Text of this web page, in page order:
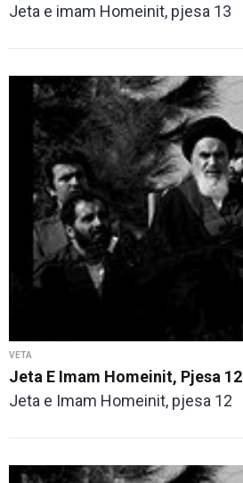
Jeta e imam Homeinit, pjesa 13
VETA
Jeta E Imam Homeinit, Pjesa 12
Jeta e Imam Homeinit, pjesa 12